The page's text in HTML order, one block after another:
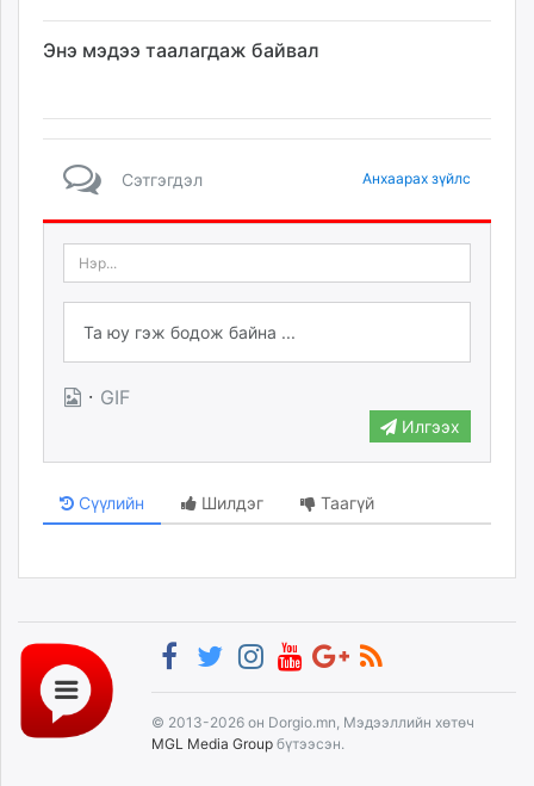
Энэ мэдээ таалагдаж байвал
Сэтгэгдэл Анхаарах зүйлс
· GIF
Илгээх
Сүүлийн Шилдэг Таагүй
© 2013-2026 он Dorgio.mn, Мэдээллийн хөтөч
MGL Media Group бүтээсэн.